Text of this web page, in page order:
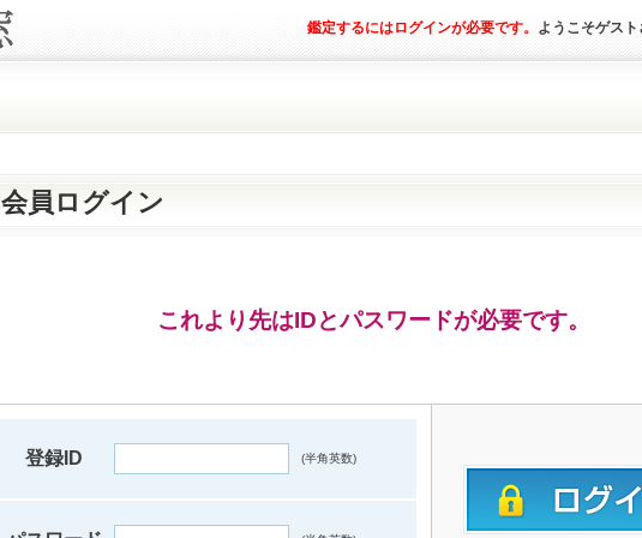
鑑定するにはログインが必要です。 ようこそゲスト
会員ログイン
これより先はIDとパスワードが必要です。
登録ID (半角英数)